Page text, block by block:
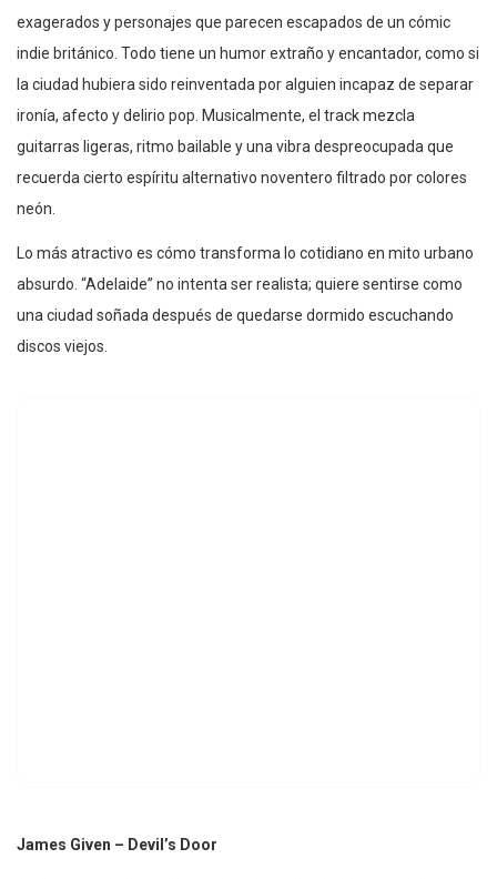
exagerados y personajes que parecen escapados de un cómic
indie británico. Todo tiene un humor extraño y encantador, como si
la ciudad hubiera sido reinventada por alguien incapaz de separar
ironía, afecto y delirio pop. Musicalmente, el track mezcla
guitarras ligeras, ritmo bailable y una vibra despreocupada que
recuerda cierto espíritu alternativo noventero filtrado por colores
neón.
Lo más atractivo es cómo transforma lo cotidiano en mito urbano
absurdo. “Adelaide” no intenta ser realista; quiere sentirse como
una ciudad soñada después de quedarse dormido escuchando
discos viejos.
James Given – Devil’s Door